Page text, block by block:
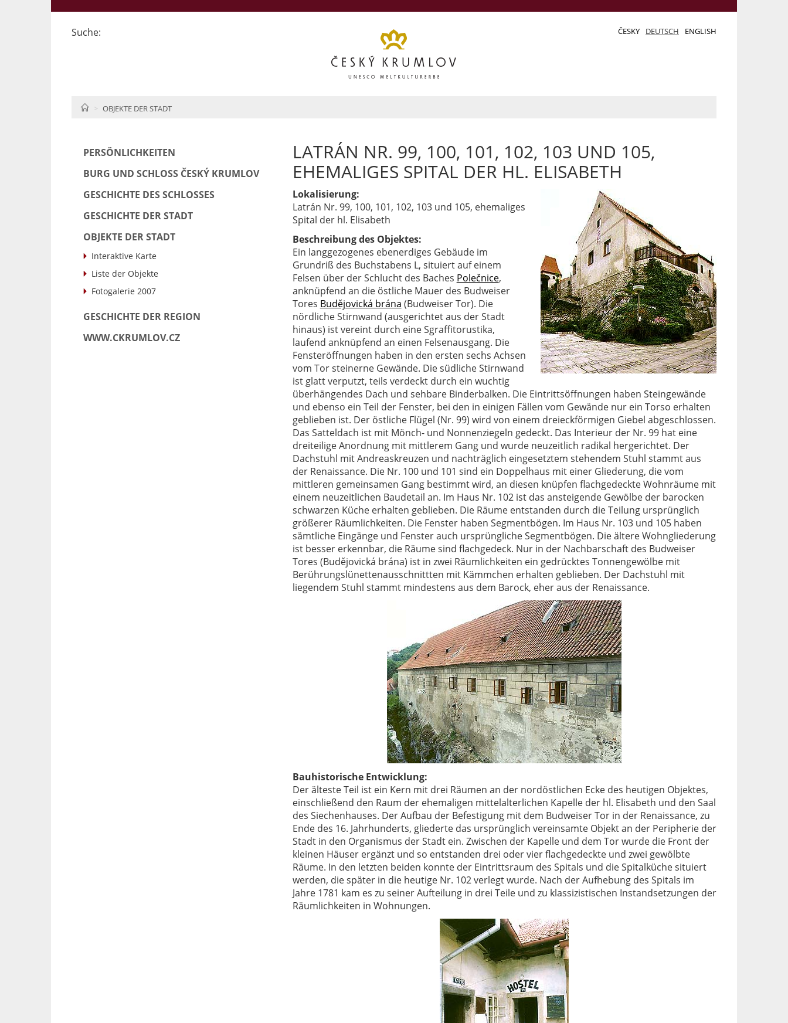
Suche: ČESKY DEUTSCH ENGLISH
HOMEOBJEKTE DER STADT
PERSÖNLICHKEITEN
BURG UND SCHLOSS ČESKÝ KRUMLOV
GESCHICHTE DES SCHLOSSES
GESCHICHTE DER STADT
OBJEKTE DER STADT
Interaktive Karte
Liste der Objekte
Fotogalerie 2007
GESCHICHTE DER REGION
WWW.CKRUMLOV.CZ
LATRÁN NR. 99, 100, 101, 102, 103 UND 105,
EHEMALIGES SPITAL DER HL. ELISABETH
Lokalisierung:
Latrán Nr. 99, 100, 101, 102, 103 und 105, ehemaliges
Spital der hl. Elisabeth
Beschreibung des Objektes:
Ein langgezogenes ebenerdiges Gebäude im
Grundriß des Buchstabens L, situiert auf einem
Felsen über der Schlucht des Baches Polečnice,
anknüpfend an die östliche Mauer des Budweiser
Tores Budějovická brána (Budweiser Tor). Die
nördliche Stirnwand (ausgerichtet aus der Stadt
hinaus) ist vereint durch eine Sgraffitorustika,
laufend anknüpfend an einen Felsenausgang. Die
Fensteröffnungen haben in den ersten sechs Achsen
vom Tor steinerne Gewände. Die südliche Stirnwand
ist glatt verputzt, teils verdeckt durch ein wuchtig
überhängendes Dach und sehbare Binderbalken. Die Eintrittsöffnungen haben Steingewände
und ebenso ein Teil der Fenster, bei den in einigen Fällen vom Gewände nur ein Torso erhalten
geblieben ist. Der östliche Flügel (Nr. 99) wird von einem dreieckförmigen Giebel abgeschlossen.
Das Satteldach ist mit Mönch- und Nonnenziegeln gedeckt. Das Interieur der Nr. 99 hat eine
dreiteilige Anordnung mit mittlerem Gang und wurde neuzeitlich radikal hergerichtet. Der
Dachstuhl mit Andreaskreuzen und nachträglich eingesetztem stehendem Stuhl stammt aus
der Renaissance. Die Nr. 100 und 101 sind ein Doppelhaus mit einer Gliederung, die vom
mittleren gemeinsamen Gang bestimmt wird, an diesen knüpfen flachgedeckte Wohnräume mit
einem neuzeitlichen Baudetail an. Im Haus Nr. 102 ist das ansteigende Gewölbe der barocken
schwarzen Küche erhalten geblieben. Die Räume entstanden durch die Teilung ursprünglich
größerer Räumlichkeiten. Die Fenster haben Segmentbögen. Im Haus Nr. 103 und 105 haben
sämtliche Eingänge und Fenster auch ursprüngliche Segmentbögen. Die ältere Wohngliederung
ist besser erkennbar, die Räume sind flachgedeck. Nur in der Nachbarschaft des Budweiser
Tores (Budějovická brána) ist in zwei Räumlichkeiten ein gedrücktes Tonnengewölbe mit
Berührungslünettenausschnittten mit Kämmchen erhalten geblieben. Der Dachstuhl mit
liegendem Stuhl stammt mindestens aus dem Barock, eher aus der Renaissance.
Bauhistorische Entwicklung:
Der älteste Teil ist ein Kern mit drei Räumen an der nordöstlichen Ecke des heutigen Objektes,
einschließend den Raum der ehemaligen mittelalterlichen Kapelle der hl. Elisabeth und den Saal
des Siechenhauses. Der Aufbau der Befestigung mit dem Budweiser Tor in der Renaissance, zu
Ende des 16. Jahrhunderts, gliederte das ursprünglich vereinsamte Objekt an der Peripherie der
Stadt in den Organismus der Stadt ein. Zwischen der Kapelle und dem Tor wurde die Front der
kleinen Häuser ergänzt und so entstanden drei oder vier flachgedeckte und zwei gewölbte
Räume. In den letzten beiden konnte der Eintrittsraum des Spitals und die Spitalküche situiert
werden, die später in die heutige Nr. 102 verlegt wurde. Nach der Aufhebung des Spitals im
Jahre 1781 kam es zu seiner Aufteilung in drei Teile und zu klassizistischen Instandsetzungen der
Räumlichkeiten in Wohnungen.